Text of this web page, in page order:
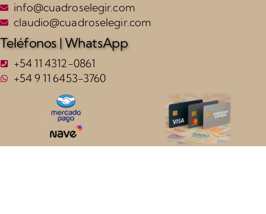
info@cuadroselegir.com
claudio@cuadroselegir.com
Teléfonos | WhatsApp
+54 11 4312-0861
+54 9 11 6453-3760